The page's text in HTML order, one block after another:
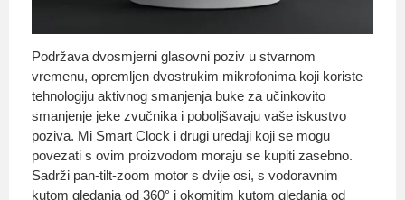
Podržava dvosmjerni glasovni poziv u stvarnom
vremenu, opremljen dvostrukim mikrofonima koji koriste
tehnologiju aktivnog smanjenja buke za učinkovito
smanjenje jeke zvučnika i poboljšavaju vaše iskustvo
poziva. Mi Smart Clock i drugi uređaji koji se mogu
povezati s ovim proizvodom moraju se kupiti zasebno.
Sadrži pan-tilt-zoom motor s dvije osi, s vodoravnim
kutom gledanja od 360° i okomitim kutom gledanja od